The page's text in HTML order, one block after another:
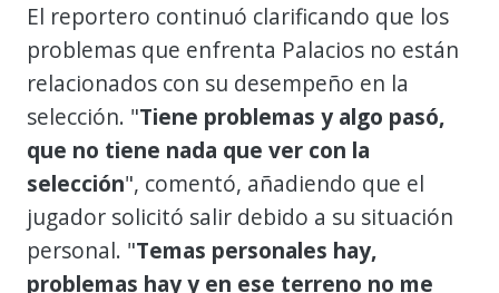
El reportero continuó clarificando que los
problemas que enfrenta Palacios no están
relacionados con su desempeño en la
selección. "Tiene problemas y algo pasó,
que no tiene nada que ver con la
selección", comentó, añadiendo que el
jugador solicitó salir debido a su situación
personal. "Temas personales hay,
problemas hay y en ese terreno no me